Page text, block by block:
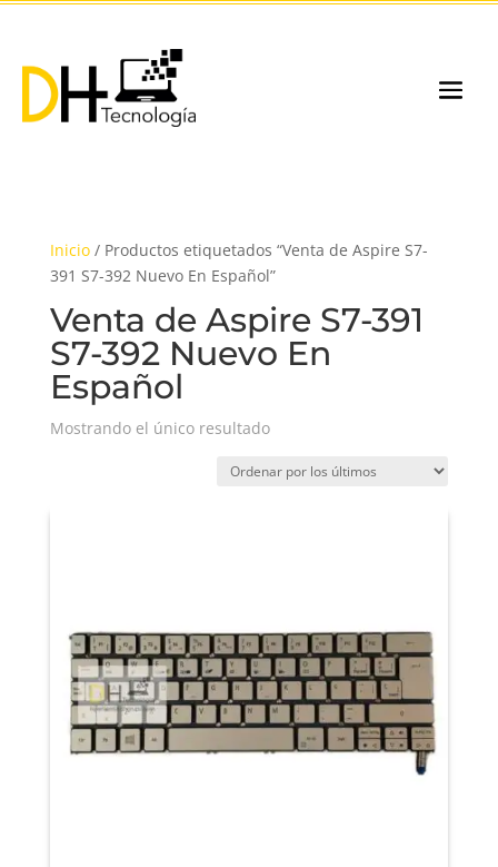
Inicio/ Productos etiquetados “Venta de Aspire S7-
391 S7-392 Nuevo En Español”
Venta de Aspire S7-391
S7-392 Nuevo En
Español
Mostrando el único resultado